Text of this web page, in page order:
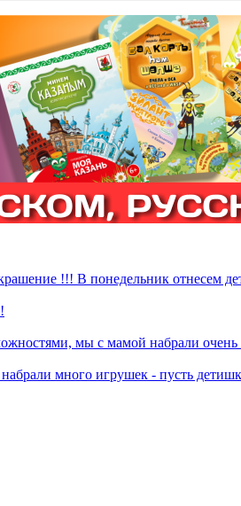
!!! В понедельник отнесем
мы с мамой набрали очень
много игрушек - пусть